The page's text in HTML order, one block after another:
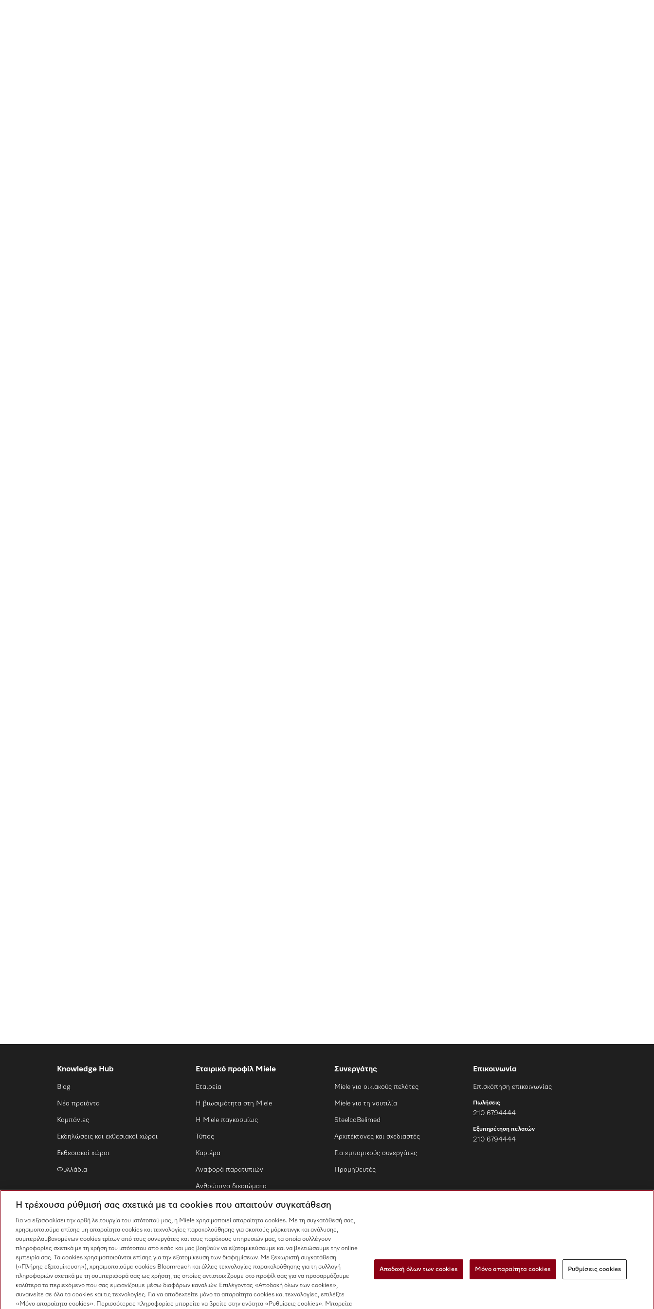
Knowledge Hub
Blog
Νέα προϊόντα
Καμπάνιες
Εκδηλώσεις και εκθεσιακοί χώροι
Εκθεσιακοί χώροι
Φυλλάδια
Εταιρικό προφίλ Miele
Εταιρεία
Η βιωσιμότητα στη Miele
Η Miele παγκοσμίως
Τύπος
Καριέρα
Αναφορά παρατυπιών
Ανθρώπινα δικαιώματα
Συνεργάτης
Miele για οικιακούς πελάτες
Miele για τη ναυτιλία
SteelcoBelimed
Αρχιτέκτονες και σχεδιαστές
Για εμπορικούς συνεργάτες
Προμηθευτές
Επικοινωνία
Επισκόπηση επικοινωνίας
Πωλήσεις
210 6794444
Εξυπηρέτηση πελατών
210 6794444
Η τρέχουσα ρύθμισή σας σχετικά με τα cookies που απαιτούν συγκατάθεση
Για να εξασφαλίσει την ορθή λειτουργία του ιστότοπού μας, η Miele χρησιμοποιεί απαραίτητα cookies. Με τη συγκατάθεσή σας,
χρησιμοποιούμε επίσης μη απαραίτητα cookies και τεχνολογίες παρακολούθησης για σκοπούς μάρκετινγκ και ανάλυσης,
συμπεριλαμβανομένων cookies τρίτων από τους συνεργάτες και τους παρόχους υπηρεσιών μας, τα οποία συλλέγουν
πληροφορίες σχετικά με τη χρήση του ιστότοπου από εσάς και μας βοηθούν να εξατομικεύσουμε και να βελτιώσουμε την online
εμπειρία σας. Τα cookies χρησιμοποιούνται επίσης για την εξατομίκευση των διαφημίσεων. Με ξεχωριστή συγκατάθεση
(«Πλήρης εξατομίκευση»), χρησιμοποιούμε cookies Bloomreach και άλλες τεχνολογίες παρακολούθησης για τη συλλογή
πληροφοριών σχετικά με τη συμπεριφορά σας ως χρήστη, τις οποίες αντιστοιχίζουμε στο προφίλ σας για να προσαρμόζουμε
καλύτερα το περιεχόμενο που σας εμφανίζουμε μέσω διαφόρων καναλιών. Επιλέγοντας «Αποδοχή όλων των cookies»,
συναινείτε σε όλα τα cookies και τις τεχνολογίες. Για να αποδεχτείτε μόνο τα απαραίτητα cookies και τεχνολογίες, επιλέξτε
«Μόνο απαραίτητα cookies». Περισσότερες πληροφορίες μπορείτε να βρείτε στην ενότητα «Ρυθμίσεις cookies». Μπορείτε
Αποδοχή όλων των cookies Μόνο απαραίτητα cookies Ρυθμίσεις cookies